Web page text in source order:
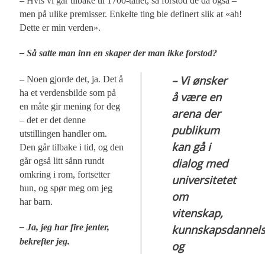
men på ulike premisser. Enkelte ting ble definert slik at «ah!
Dette er min verden».
– Så satte man inn en skaper der man ikke forstod?
– Vi ønsker
å være en
arena der
publikum
kan gå i
dialog med
universitetet
om
vitenskap,
og
– Noen gjorde det, ja. Det å
ha et verdensbilde som på
en måte gir mening for deg
– det er det denne
utstillingen handler om.
Den går tilbake i tid, og den
går også litt sånn rundt
omkring i rom, fortsetter
hun, og spør meg om jeg
har barn.
– Ja, jeg har fire jenter,
bekrefter jeg.